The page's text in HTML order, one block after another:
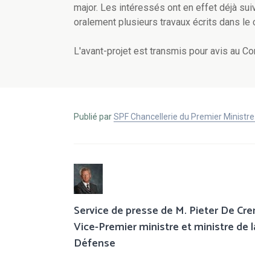
major. Les intéressés ont en effet déjà
oralement plusieurs travaux écrits dans
L'avant-projet est transmis pour avis au
Publié parSPF Chancellerie du Premier
Service de presse de M. Pieter De
Vice-Premier ministre et ministre de
Défense